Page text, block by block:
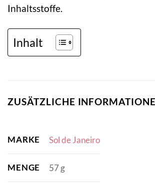
Inhaltsstoffe.
Inhalt
ZUSÄTZLICHE
MARKE Sol de Janeiro
MENGE 57 g